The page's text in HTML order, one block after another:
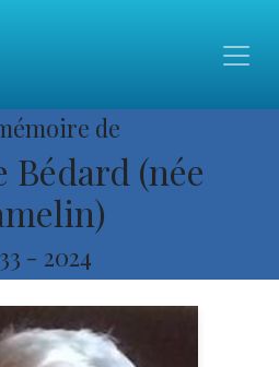
de
Bédard (née
- 2024